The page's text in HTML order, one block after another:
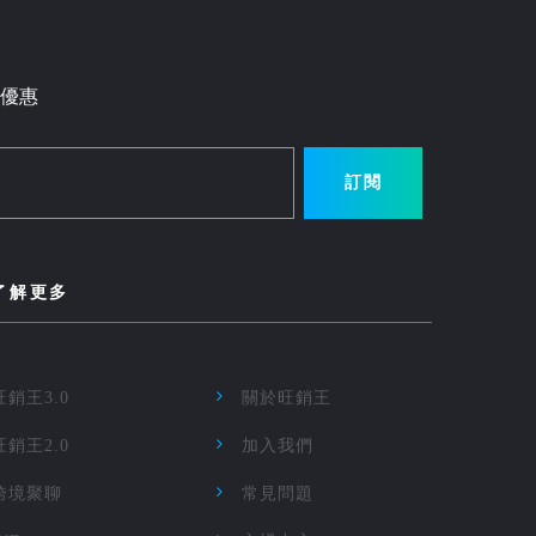
惠
訂閱
解更多
銷王3.0
銷王2.0
境聚聊
關於旺銷王
加入我們
常見問題